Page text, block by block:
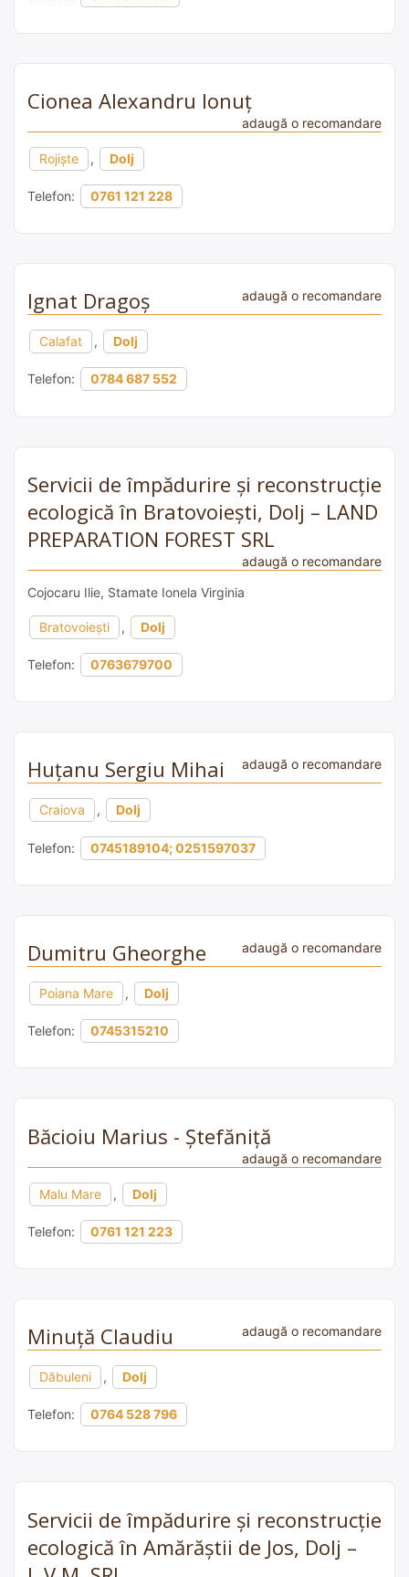
Cionea Alexandru Ionuț
adaugă o recomandare
Rojiște , Dolj
Telefon: 0761 121 228
Ignat Dragoș adaugă o recomandare
Calafat , Dolj
Telefon: 0784 687 552
Servicii de împădurire și reconstrucție
ecologică în Bratovoieşti, Dolj – LAND
PREPARATION FOREST SRL
adaugă o recomandare
Cojocaru Ilie, Stamate Ionela Virginia
Bratovoieşti , Dolj
Telefon: 0763679700
Huțanu Sergiu Mihai adaugă o recomandare
Craiova , Dolj
Telefon: 0745189104; 0251597037
Dumitru Gheorghe adaugă o recomandare
Poiana Mare , Dolj
Telefon: 0745315210
Băcioiu Marius - Ștefăniță
adaugă o recomandare
Malu Mare , Dolj
Telefon: 0761 121 223
Minuță Claudiu adaugă o recomandare
Dăbuleni , Dolj
Telefon: 0764 528 796
Servicii de împădurire și reconstrucție
ecologică în Amărăștii de Jos, Dolj –